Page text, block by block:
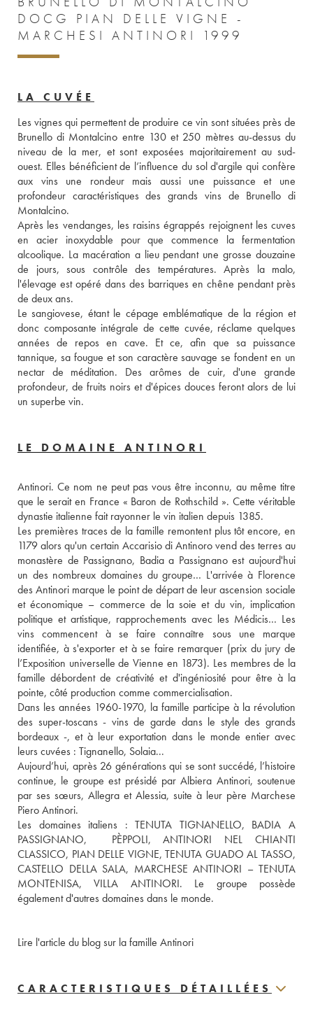
DOCG PIAN DELLE VIGNE -
MARCHESI ANTINORI 1999
LA CUVÉE
Les vignes qui permettent de produire ce vin sont situées près de
Brunello di Montalcino entre 130 et 250 mètres au-dessus du
niveau de la mer, et sont exposées majoritairement au sud-
ouest. Elles bénéficient de l’influence du sol d'argile qui confère
aux vins une rondeur mais aussi une puissance et une
profondeur caractéristiques des grands vins de Brunello di
Montalcino.
Après les vendanges, les raisins égrappés rejoignent les cuves
en acier inoxydable pour que commence la fermentation
alcoolique. La macération a lieu pendant une grosse douzaine
de jours, sous contrôle des températures. Après la malo,
l'élevage est opéré dans des barriques en chêne pendant près
de deux ans.
Le sangiovese, étant le cépage emblématique de la région et
donc composante intégrale de cette cuvée, réclame quelques
années de repos en cave. Et ce, afin que sa puissance
tannique, sa fougue et son caractère sauvage se fondent en un
nectar de méditation. Des arômes de cuir, d'une grande
profondeur, de fruits noirs et d'épices douces feront alors de lui
un superbe vin.
LE DOMAINE ANTINORI
Antinori. Ce nom ne peut pas vous être inconnu, au même titre
que le serait en France « Baron de Rothschild ». Cette véritable
dynastie italienne fait rayonner le vin italien depuis 1385.
Les premières traces de la famille remontent plus tôt encore, en
1179 alors qu'un certain Accarisio di Antinoro vend des terres au
monastère de Passignano, Badia a Passignano est aujourd'hui
un des nombreux domaines du groupe… L'arrivée à Florence
des Antinori marque le point de départ de leur ascension sociale
et économique – commerce de la soie et du vin, implication
politique et artistique, rapprochements avec les Médicis… Les
vins commencent à se faire connaître sous une marque
identifiée, à s'exporter et à se faire remarquer (prix du jury de
l’Exposition universelle de Vienne en 1873). Les membres de la
famille débordent de créativité et d'ingéniosité pour être à la
pointe, côté production comme commercialisation.
Dans les années 1960-1970, la famille participe à la révolution
des super-toscans - vins de garde dans le style des grands
bordeaux -, et à leur exportation dans le monde entier avec
leurs cuvées : Tignanello, Solaia...
Aujourd’hui, après 26 générations qui se sont succédé, l’histoire
continue, le groupe est présidé par Albiera Antinori, soutenue
par ses sœurs, Allegra et Alessia, suite à leur père Marchese
Piero Antinori.
Les domaines italiens : TENUTA TIGNANELLO, BADIA A
PASSIGNANO,  PÈPPOLI, ANTINORI NEL CHIANTI
CLASSICO, PIAN DELLE VIGNE, TENUTA GUADO AL TASSO,
CASTELLO DELLA SALA, MARCHESE ANTINORI – TENUTA
MONTENISA, VILLA ANTINORI. Le groupe possède
également d'autres domaines dans le monde.
Lire l'article du blog sur la famille Antinori
CARACTERISTIQUES DÉTAILLÉES